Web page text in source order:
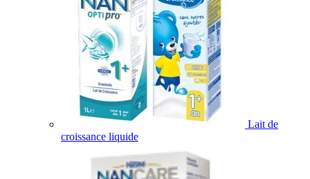
Lait de
croissance liquide